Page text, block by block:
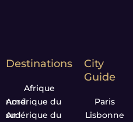
Destinations
Afrique
Amérique du nord
Amérique du sud
City
Guide
Paris
Lisbonne